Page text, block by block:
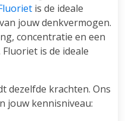
is de ideale
jouw denkvermogen.
concentratie en een
is de ideale
dezelfde krachten. Ons
jouw kennisniveau: